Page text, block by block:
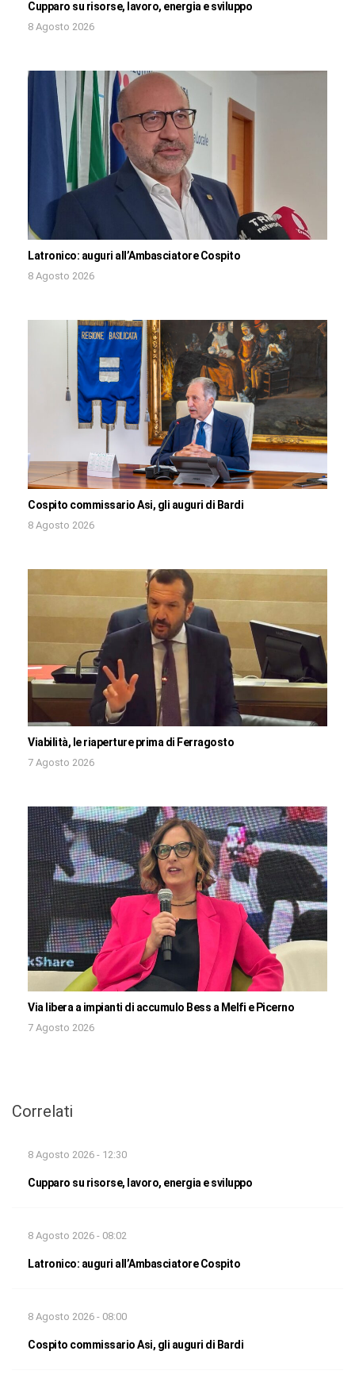
Cupparo su risorse, lavoro, energia e sviluppo
8 Agosto 2026
Latronico: auguri all’Ambasciatore Cospito
8 Agosto 2026
Cospito commissario Asi, gli auguri di Bardi
8 Agosto 2026
Viabilità, le riaperture prima di Ferragosto
7 Agosto 2026
Via libera a impianti di accumulo Bess a Melfi e Picerno
7 Agosto 2026
Correlati
8 Agosto 2026 - 12:30
Cupparo su risorse, lavoro, energia e sviluppo
8 Agosto 2026 - 08:02
Latronico: auguri all’Ambasciatore Cospito
8 Agosto 2026 - 08:00
Cospito commissario Asi, gli auguri di Bardi